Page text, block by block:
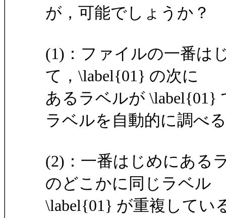
が，可能でしょうか？
(1)：ファイルの一番は
て，\label{01} の次に
あるラベルが \label{01}
ラベルを自動的に調べ
(2)：一番はじめにある
のどこかに同じラベル
\label{01} が重複してい